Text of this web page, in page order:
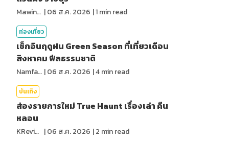
MawinMatravel |06 ส.ค. 2026 |1min read
ท่องเที่ยว
เช็กอินฤดูฝน Green Season ที่เที่ยวเดือน
สิงหาคม ฟีลธรรมชาติ
NamfahPhupha |06 ส.ค. 2026 |4min read
บันเทิง
ส่องรายการใหม่ True Haunt เรื่องเล่า คืน
หลอน
KReview |06 ส.ค. 2026 |2 min read